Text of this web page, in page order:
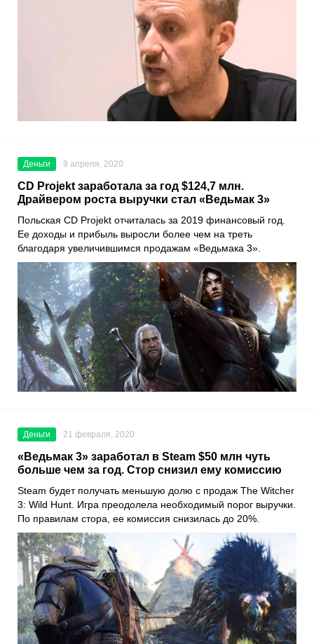
Деньги 9 апреля, 2020
CD Projekt заработала за год $124,7 млн.
Драйвером роста выручки стал «Ведьмак 3»
Польская CD Projekt отчиталась за 2019 финансовый год.
Ее доходы и прибыль выросли более чем на треть
благодаря увеличившимся продажам «Ведьмака 3»
Деньги 21 февраля, 2020
«Ведьмак 3» заработал в Steam $50 млн чуть
больше чем за год. Стор снизил ему комиссию
Steam будет получать меньшую долю с продаж The Witcher
3: Wild Hunt. Игра преодолела необходимый порог выручки.
По правилам стора, ее комиссия снизилась до 20%.